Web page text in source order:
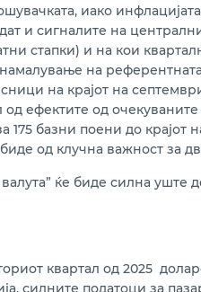
иако
и сигналите на
стапки) и на кои
на
на крајот на
ефектите од
базни поени до крајот
од клучна важност за
ќе биде силна уште
квартал од 2025
силните податоци за